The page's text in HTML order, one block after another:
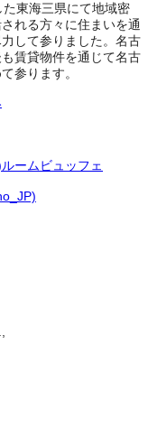
東海三県にて地域密
れる方々に住まいを通
して参りました。名古
賃貸物件を通じて名古
参ります。
ルームビュッフェ